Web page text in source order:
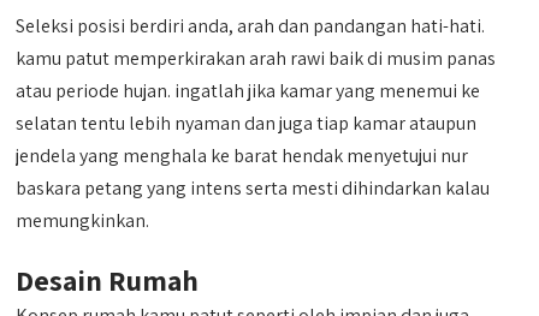
Seleksi posisi berdiri anda, arah dan pandangan hati-hati.
kamu patut memperkirakan arah rawi baik di musim panas
atau periode hujan. ingatlah jika kamar yang menemui ke
selatan tentu lebih nyaman dan juga tiap kamar ataupun
jendela yang menghala ke barat hendak menyetujui nur
baskara petang yang intens serta mesti dihindarkan kalau
memungkinkan.
Desain Rumah